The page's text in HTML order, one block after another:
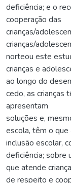
deficiência; e o
cooperação das
crianças/
crianças/
norteou este
crianças e
ao longo do
cedo, as crianças
apresentam
soluções e,
escola, têm o
inclusão escolar,
deficiência; sobre
que atende
de respeito e